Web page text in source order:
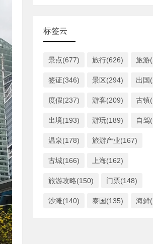
标签云
景点(677) 旅行(626) 旅游
签证(346) 景区(294) 出国
度假(237) 游客(209) 古镇
出境(193) 游玩(189) 自驾
温泉(178) 旅游产业(167)
古城(166) 上海(162)
旅游攻略(150) 门票(148)
沙滩(140) 泰国(135) 海鲜